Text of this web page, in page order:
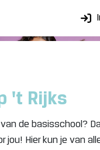
't Rijks
de basisschool?
jou! Hier kun je van